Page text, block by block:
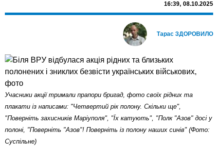
16:39, 08.10.2025
Тарас ЗДОРОВИЛО
Учасники акції тримали прапори бригад, фото своїх рідних та
плакати із написами: "Четвертий рік полону. Скільки ще",
"Поверніть захисників Маріуполя", "Їх катують", "Полк "Азов" досі у
полоні, "Поверніть "Азов"! Поверніть із полону наших синів" (Фото:
Суспільне)